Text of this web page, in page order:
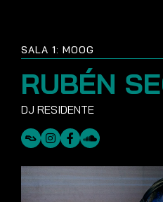
SALA 1: MOOG
RUBÉN